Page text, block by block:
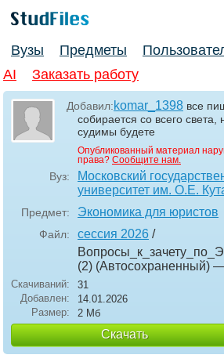
Вузы Предметы
AI
Заказать работу
Добавил:komar_1398 все
собирается со всего
судимы будете
Опубликованный материал
права? Сообщите нам.
Вуз:
Московский
университет им. О.Е.
Предмет: Экономика для юристов
Файл: сессия 2026 /
(2) (Автосохраненный)
Скачиваний:
31
Добавлен:
14.01.2026
Размер:
2 Мб
Скачать